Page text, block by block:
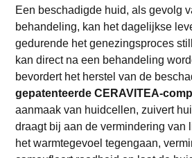
Een beschadigde huid, als gevolg
behandeling, kan het dagelijkse
gedurende het genezingsproces
kan direct na een behandeling
bevordert het herstel van de
gepatenteerde CERAVITEA-
aanmaak van huidcellen, zuivert
draagt bij aan de vermindering van
het warmtegevoel tegengaan,